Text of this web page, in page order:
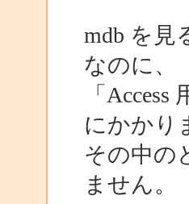
mdb を見
なのに、
「
にかかり
その中の
ません。